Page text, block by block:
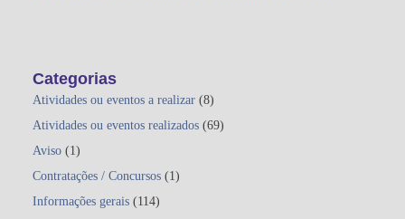
Categorias
Atividades ou eventos a realizar (8)
Atividades ou eventos realizados (69)
Aviso (1)
Contratações / Concursos (1)
Informações gerais (114)